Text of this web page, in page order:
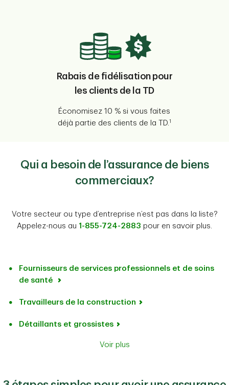
Rabais de fidélisation pour
les clients de la TD
Économisez 10 % si vous faites
déjà partie des clients de la TD.1
Qui a besoin de l’assurance de biens
commerciaux?
Votre secteur ou type d’entreprise n’est pas dans la liste?
Appelez-nous au 1-855-724-2883 pour en savoir plus.
Fournisseurs de services professionnels et de soins
de santé
Travailleurs de la construction
Détaillants et grossistes
Voir plus